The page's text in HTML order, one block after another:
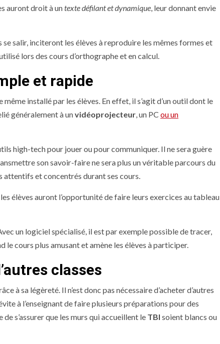
auront droit à untexte défilant et dynamique, leur donnant envie
salir, inciteront les élèves à reproduire les mêmes formes et
lors des cours d’orthographe et en calcul.
et rapide
installé par les élèves. En effet, il s’agit d’un outil dont le
généralement à unvidéoprojecteur, un PC ou un
high-tech pour jouer ou pour communiquer. Il ne sera guère
son savoir-faire ne sera plus un véritable parcours du
attentifs et concentrés durant ses cours.
élèves auront l’opportunité de faire leurs exercices au tableau
un logiciel spécialisé, il est par exemple possible de tracer,
cours plus amusant et amène les élèves à participer.
classes
à sa légèreté. Il n’est donc pas nécessaire d’acheter d’autres
à l’enseignant de faire plusieurs préparations pour des
s’assurer que les murs qui accueillent le TBI soient blancs ou